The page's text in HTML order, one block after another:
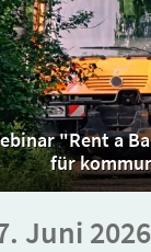
"Rent a
für
Juni 2026